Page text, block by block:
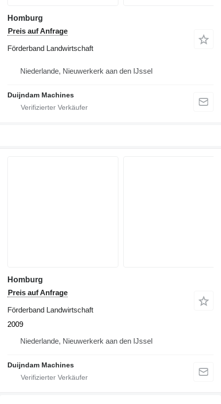
Homburg
Preis auf Anfrage
Förderband Landwirtschaft
Niederlande, Nieuwerkerk aan den IJssel
Duijndam Machines
Homburg
Preis auf Anfrage
Förderband Landwirtschaft
2009
Niederlande, Nieuwerkerk aan den IJssel
Duijndam Machines